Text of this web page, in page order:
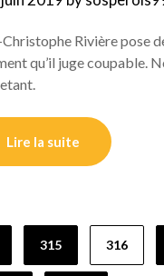
Rivière pose
qu’il juge coupable.
Lire la suite
315 316